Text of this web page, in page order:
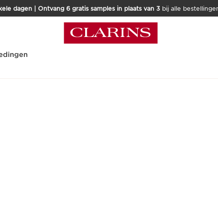
dagen | Ontvang 6 gratis samples in plaats van 3 bij alle